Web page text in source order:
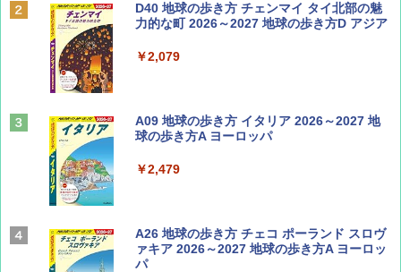
ディズニーファン ２０２６年 ９月号 [雑
誌] (ＤＩＳＮＥＹ ＦＡＮ)
￥713
山と溪谷 2026年8月号「南アルプス大全」
Coyote No.89 特集 星野道夫 夢見る旅
￥1,540
D40 地球の歩き方 チェンマイ タイ北部の魅
力的な町 2026～2027 地球の歩き方D アジア
￥2,079
A09 地球の歩き方 イタリア 2026～2027 地
球の歩き方A ヨーロッパ
￥2,479
A26 地球の歩き方 チェコ ポーランド スロヴ
ァキア 2026～2027 地球の歩き方A ヨーロッ
パ